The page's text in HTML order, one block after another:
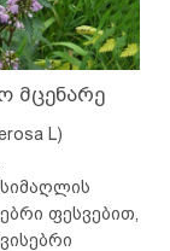
მცენარე
L)
ფესვებით,